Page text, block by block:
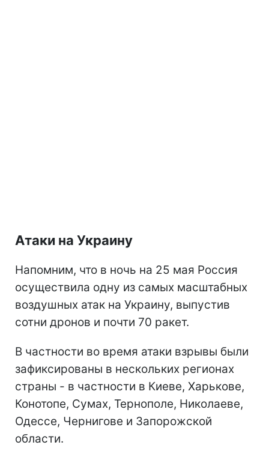
Атаки на Украину
Напомним, что в ночь на 25 мая Россия
осуществила одну из самых масштабных
воздушных атак на Украину, выпустив
сотни дронов и почти 70 ракет.
В частности во время атаки взрывы были
зафиксированы в нескольких регионах
страны - в частности в Киеве, Харькове,
Конотопе, Сумах, Тернополе, Николаеве,
Одессе, Чернигове и Запорожской
области.